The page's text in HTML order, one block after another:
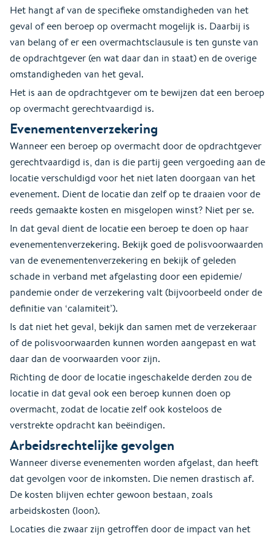
Het hangt af van de specifieke omstandigheden van het
geval of een beroep op overmacht mogelijk is. Daarbij is
van belang of er een overmachtsclausule is ten gunste van
de opdrachtgever (en wat daar dan in staat) en de overige
omstandigheden van het geval.
Het is aan de opdrachtgever om te bewijzen dat een beroep
op overmacht gerechtvaardigd is.
Evenementenverzekering
Wanneer een beroep op overmacht door de opdrachtgever
gerechtvaardigd is, dan is die partij geen vergoeding aan de
locatie verschuldigd voor het niet laten doorgaan van het
evenement. Dient de locatie dan zelf op te draaien voor de
reeds gemaakte kosten en misgelopen winst? Niet per se.
In dat geval dient de locatie een beroep te doen op haar
evenementenverzekering. Bekijk goed de polisvoorwaarden
van de evenementenverzekering en bekijk of geleden
schade in verband met afgelasting door een epidemie/
pandemie onder de verzekering valt (bijvoorbeeld onder de
definitie van ‘calamiteit’).
Is dat niet het geval, bekijk dan samen met de verzekeraar
of de polisvoorwaarden kunnen worden aangepast en wat
daar dan de voorwaarden voor zijn.
Richting de door de locatie ingeschakelde derden zou de
locatie in dat geval ook een beroep kunnen doen op
overmacht, zodat de locatie zelf ook kosteloos de
verstrekte opdracht kan beëindigen.
Arbeidsrechtelijke gevolgen
Wanneer diverse evenementen worden afgelast, dan heeft
dat gevolgen voor de inkomsten. Die nemen drastisch af.
De kosten blijven echter gewoon bestaan, zoals
arbeidskosten (loon).
Locaties die zwaar zijn getroffen door de impact van het